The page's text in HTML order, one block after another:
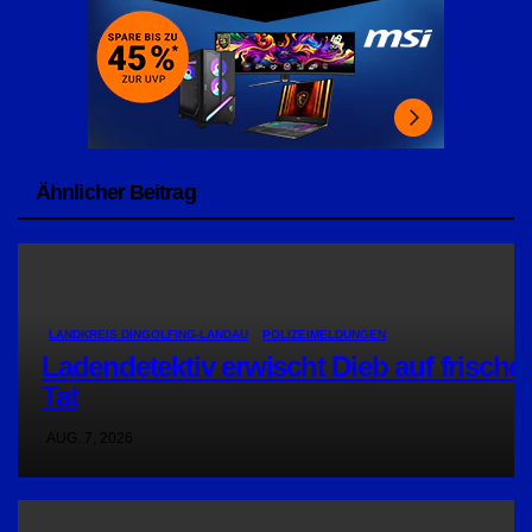
Ähnlicher Beitrag
LANDKREIS DINGOLFING-LANDAU POLIZEIMELDUNGEN
Ladendetektiv erwischt Dieb auf frischer
Tat